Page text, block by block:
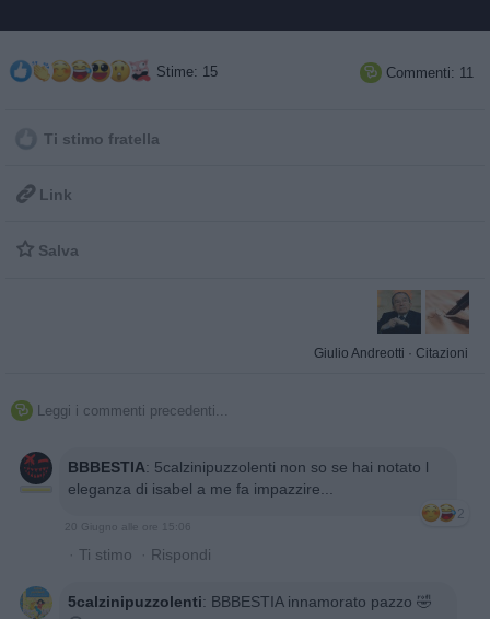
Stime: 15  Commenti: 11
Ti stimo fratella
 Link
 Salva
Giulio Andreotti · Citazioni
 Leggi i commenti precedenti...
BBBESTIA: 5calzinipuzzolenti non so se hai notato l
eleganza di isabel a me fa impazzire...
2
20 Giugno alle ore 15:06
· Ti stimo · Rispondi
5calzinipuzzolenti: BBBESTIA innamorato pazzo 🤣